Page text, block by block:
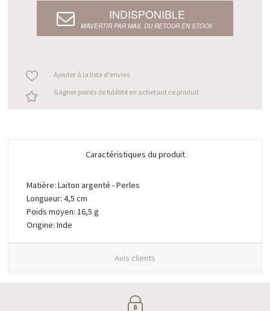
INDISPONIBLE
M’AVERTIR PAR MAIL DU RETOUR EN STOCK
Ajouter à la liste d'envies
Gagner points de fidélité en achetant ce produit
Caractéristiques du produit
Matière: Laiton argenté - Perles
Longueur: 4,5 cm
Poids moyen: 16,5 g
Origine: Inde
Avis clients